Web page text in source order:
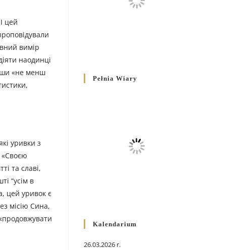
цей
вимір
наодинці
«не менш
уривки з
«Своєю
та славі,
“усім в
цей уривок є
місію Сина,
Pełnia Wiary
Kalendarium
26.03.2026 r.